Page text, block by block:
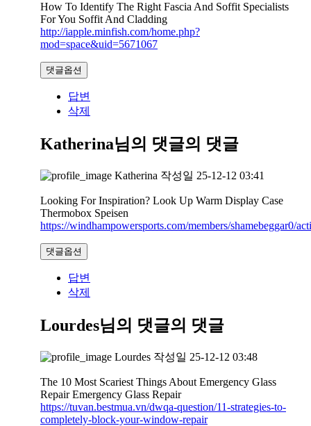
How To Identify The Right Fascia And Soffit Specialists
For You Soffit And Cladding
http://iapple.minfish.com/home.php?
mod=space&uid=5671067
댓글옵션
답변
삭제
Katherina님의 댓글의 댓글
Katherina 작성일 25-12-12 03:41
Looking For Inspiration? Look Up Warm Display Case
Thermobox Speisen
https://windhampowersports.com/members/shamebeggar0/
댓글옵션
답변
삭제
Lourdes님의 댓글의 댓글
Lourdes 작성일 25-12-12 03:48
The 10 Most Scariest Things About Emergency Glass
Repair Emergency Glass Repair
https://tuvan.bestmua.vn/dwqa-question/11-strategies-to-
completely-block-your-window-repair